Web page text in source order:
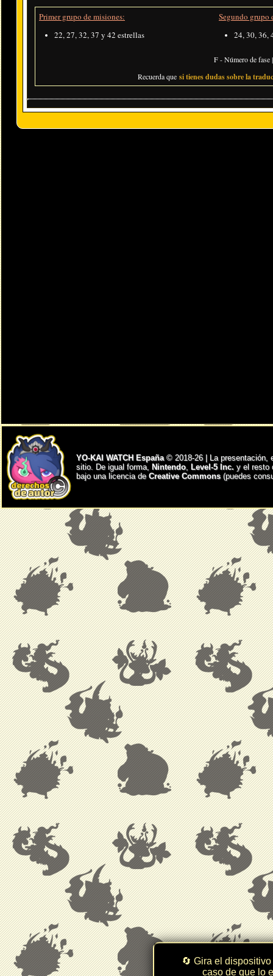
🔄 Gira el
caso de que lo
Primer grupo de misiones:
22, 27, 32, 37 y 42 estrellas
Segundo grupo
24, 30, 36,
F - Número de fase
Recuerda que si tienes dudas sobre la
YO-KAI WATCH España © 2018-26 | La presentación,
sitio. De igual forma, Nintendo, Level-5 Inc. y el resto
bajo una licencia de Creative Commons(puedes